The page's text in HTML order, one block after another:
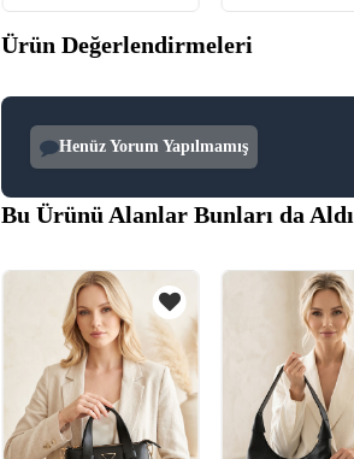
Ürün Değerlendirmeleri
Henüz Yorum Yapılmamış
Bu Ürünü Alanlar Bunları da Aldı